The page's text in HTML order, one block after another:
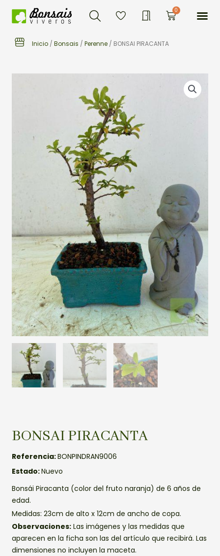
Buscar 0Carrito
Inicio / Bonsais / Perenne / BONSAI PIRACANTA
BONSAI PIRACANTA
Referencia:BONPINDRAN9006
Estado:Nuevo
Bonsái Piracanta (color del fruto naranja) de 6 años de
edad.
Medidas: 23cm de alto x 12cm de ancho de copa.
Observaciones: Las imágenes y las medidas que
aparecen en la ficha son las del artículo que recibirá. Las
dimensiones no incluyen la maceta.